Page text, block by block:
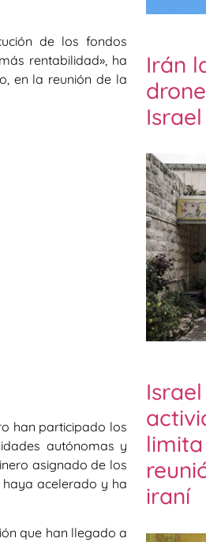
de los fondos
rentabilidad», ha
en la reunión de la
han participado los
autónomas y
asignado de los
haya acelerado y ha
que han llegado a
Irán
Israel
iraní